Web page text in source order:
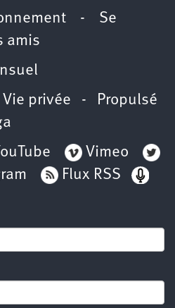
- Se
amis
privée - Propulsé
Vimeo
Flux RSS